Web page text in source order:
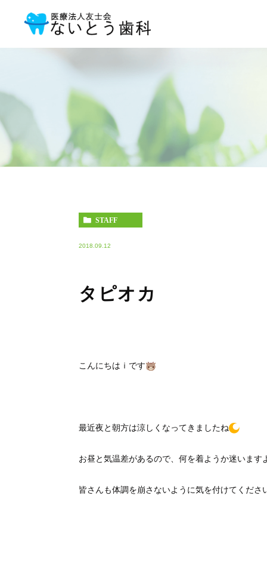
STAFF
2018.09.12
タピオカ
こんにちはｉです
最近夜と朝方は涼しくなってきましたね
お昼と気温差があるので、何を着ようか迷います
皆さんも体調を崩さないように気を付けてくださ